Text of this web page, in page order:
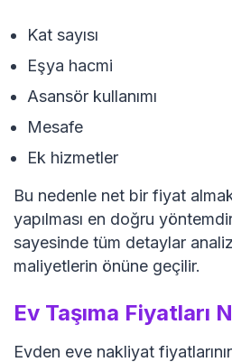
Kat sayısı
Eşya hacmi
Asansör kullanımı
Mesafe
Ek hizmetler
Bu nedenle net bir fiyat
yapılması en doğru
sayesinde tüm detaylar
maliyetlerin önüne geçilir.
Ev Taşıma Fiyatları
Evden eve nakliyat